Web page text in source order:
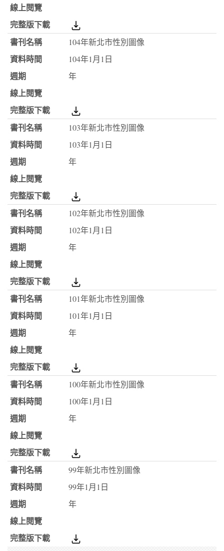
104年新北市性別圖像
104年1月1日
年
103年新北市性別圖像
103年1月1日
年
102年新北市性別圖像
102年1月1日
年
101年新北市性別圖像
101年1月1日
年
100年新北市性別圖像
100年1月1日
年
99年新北市性別圖像
99年1月1日
年